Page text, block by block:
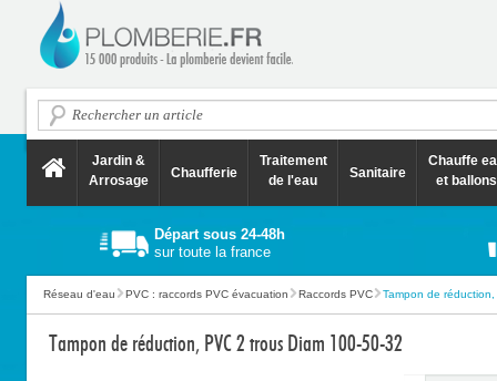
Jardin &
Arrosage
Chaufferie
Traitement
de l'eau
Sanitaire
Chauffe
et ballons
Départ sous 24-48h
sur toute la france
Réseau d'eau PVC : raccords PVC évacuation Raccords PVC Tampon de
Tampon de réduction, PVC 2 trous Diam 100-50-32